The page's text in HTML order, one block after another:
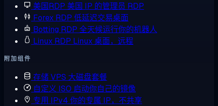
美国RDP 美国 IP 的管理员 RDP
Forex RDP 低延迟交易桌面
Botting RDP 全天候运行你的机器人
Linux RDP Linux 桌面，远程
附加组件
存储 VPS 大磁盘套餐
自定义 ISO 启动你自己的镜像
专用 IPv4 你的专属 IP，不共享